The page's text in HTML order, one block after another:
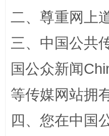
阿坝州三大球赛在茂
二、尊重网上
三、中国公共
国公众新闻
等传媒网站拥
四、您在中国